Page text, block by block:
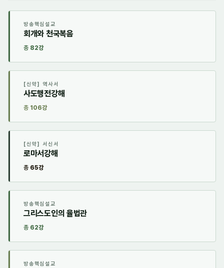
방송핵심설교
회개와 천국복음
총 82강
[신약] 역사서
사도행전강해
총 106강
[신약] 서신서
로마서강해
총 65강
방송핵심설교
그리스도인의 율법관
총 62강
방송핵심설교